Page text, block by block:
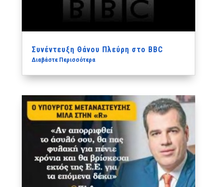
Συνέντευξη Θάνου Πλεύρη στο BBC
Διαβάστε Περισσότερα